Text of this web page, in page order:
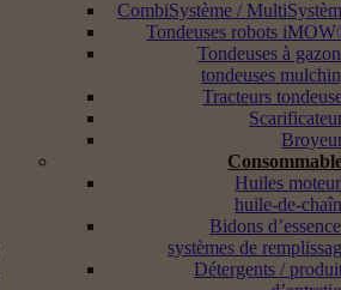
CombiSystème /
Tondeuses robots
Tondeuses à
tondeuses
Tracteurs
Huiles
huile-de-
Bidons
systèmes de
Détergents /